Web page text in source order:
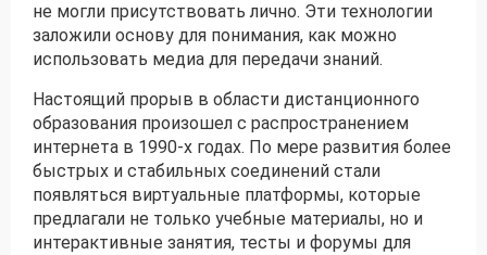
не могли присутствовать лично. Эти технологии
заложили основу для понимания, как можно
использовать медиа для передачи знаний.
Настоящий прорыв в области дистанционного
образования произошел с распространением
интернета в 1990-х годах. По мере развития более
быстрых и стабильных соединений стали
появляться виртуальные платформы, которые
предлагали не только учебные материалы, но и
интерактивные занятия, тесты и форумы для